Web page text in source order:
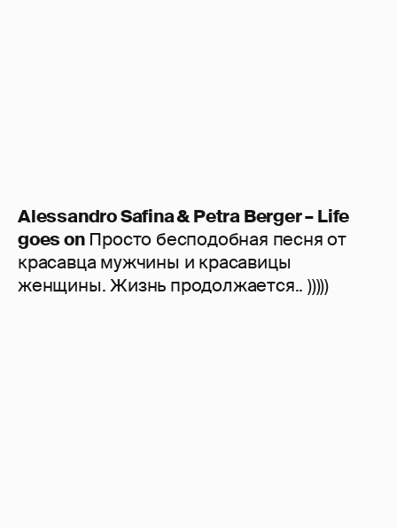
Alessandro Safina & Petra Berger – Life
goes onПросто бесподобная песня от
красавца мужчины и красавицы
женщины. Жизнь продолжается.. )))))